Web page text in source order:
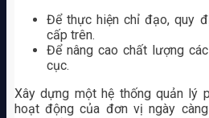
Để thực hiện chỉ đạo, quy
cấp trên.
Để nâng cao chất lượng
cục.
Xây dựng một hệ thống quản lý
hoạt động của đơn vị ngày